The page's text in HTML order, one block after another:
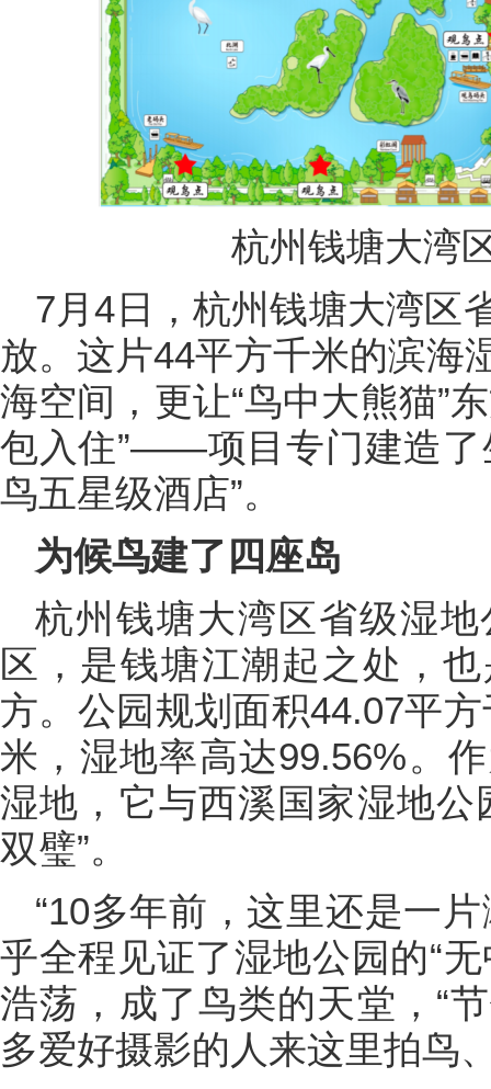
杭州钱塘大湾
7月4日，杭州钱塘大湾区
放。这片44平方千米的滨海
海空间，更让“鸟中大熊猫”
包入住”——项目专门建造了
鸟五星级酒店”。
为候鸟建了四座岛
杭州钱塘大湾区省级湿
区，是钱塘江潮起之处，
方。公园规划面积44.07平
米，湿地率高达99.56%。
湿地，它与西溪国家湿地公
双璧”。
“10多年前，这里还是一
乎全程见证了湿地公园的“
浩荡，成了鸟类的天堂，“
多爱好摄影的人来这里拍鸟